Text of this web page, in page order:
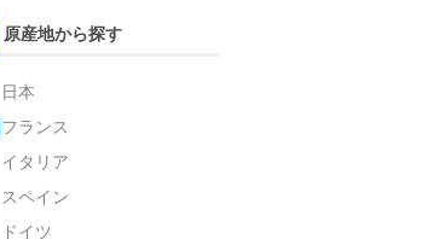
原産地から探す
日本
フランス
イタリア
スペイン
ドイツ